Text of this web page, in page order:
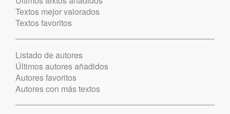
Textos mejor valorados
Textos favoritos
Listado de autores
Últimos autores añadidos
Autores favoritos
Autores con más textos